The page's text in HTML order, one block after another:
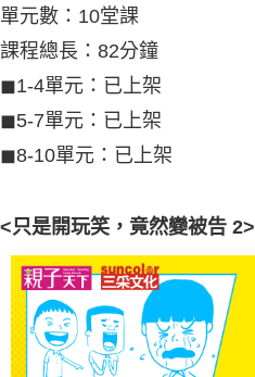
單元數：10堂課
課程總長：82分鐘
◼︎1-4單元：已上架
◼︎5-7單元：已上架
◼︎8-10單元：已上架
<只是開玩笑，竟然變被告 2>